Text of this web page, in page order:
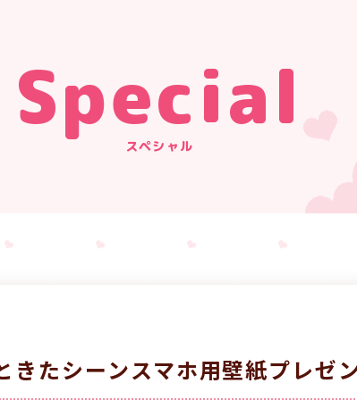
Special
スペシャル
きたシーンスマホ用壁紙プレゼ